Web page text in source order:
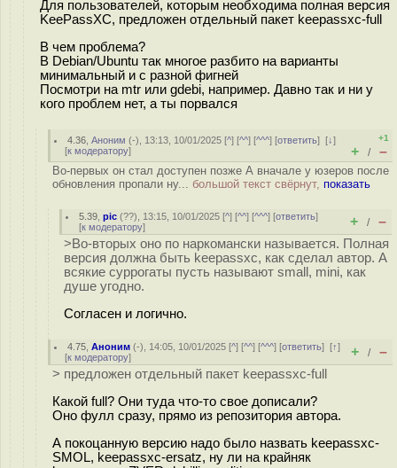
Для пользователей, которым необходима полная версия
KeePassXC, предложен отдельный пакет keepassxc-full
В чем проблема?
В Debian/Ubuntu так многое разбито на варианты
минимальный и с разной фигней
Посмотри на mtr или gdebi, например. Давно так и ни у
кого проблем нет, а ты порвался
4.36 ,Аноним (-), 13:13, 10/01/2025 [^] [^^] [^^^] [ответить][↓]
[к модератору]
+1
+ / –
Во-первых он стал доступен позже А вначале у юзеров после
обновления пропали ну... большой текст свёрнут, показать
5.39 ,pic (??), 13:15, 10/01/2025 [^] [^^] [^^^] [ответить]
[к модератору] + / –
>Во-вторых оно по наркомански называется. Полная
версия должна быть keepassxc, как сделал автор. А
всякие суррогаты пусть называют small, mini, как
душе угодно.
Согласен и логично.
4.75 ,Аноним (-), 14:05, 10/01/2025 [^] [^^] [^^^] [ответить][↑]
[к модератору] + / –
> предложен отдельный пакет keepassxc-full
Какой full? Они туда что-то свое дописали?
Оно фулл сразу, прямо из репозитория автора.
А покоцанную версию надо было назвать keepassxc-
SMOL, keepassxc-ersatz, ну ли на крайняк